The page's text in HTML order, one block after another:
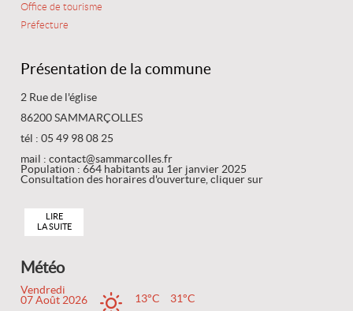
Office de tourisme
Préfecture
Présentation de la commune
2 Rue de l'église
86200 SAMMARÇOLLES
tél : 05 49 98 08 25
mail : contact@sammarcolles.fr
Population : 664 habitants au 1er janvier 2025
Consultation des horaires d'ouverture, cliquer sur
LIRE
LA SUITE
Météo
Vendredi
07 Août 2026
13°C 31°C